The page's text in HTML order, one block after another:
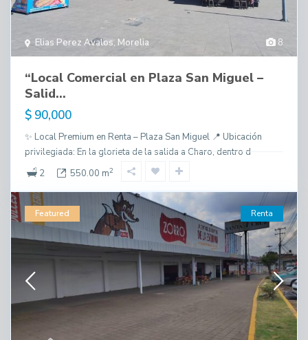
8
Elias Perez Avalos, Morelia
“Local Comercial en Plaza San Miguel –
Salid...
$ 90,000
✨ Local Premium en Renta – Plaza San Miguel 📍 Ubicación
privilegiada: En la glorieta de la salida a Charo, dentro d
2
550.00 m2
Featured Renta